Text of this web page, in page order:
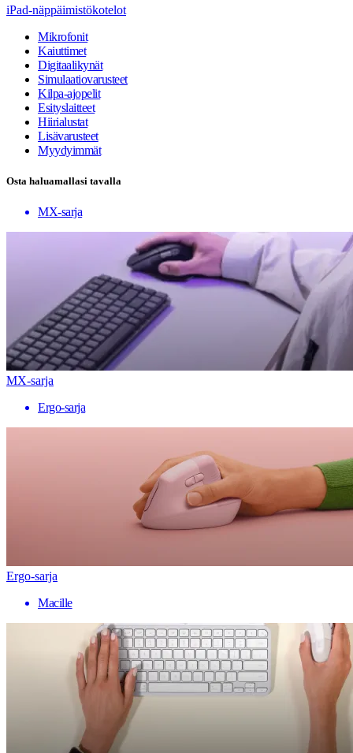
iPad-näppäimistökotelot
Mikrofonit
Kaiuttimet
Digitaalikynät
Simulaatiovarusteet
Kilpa-ajopelit
Esityslaitteet
Hiirialustat
Lisävarusteet
Myydyimmät
Osta haluamallasi tavalla
MX-sarja
MX-sarja
Ergo-sarja
Ergo-sarja
Macille